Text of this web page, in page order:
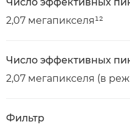
Число эффективных
2,07 мегапикселя¹²
Число эффективных
2,07 мегапикселя (в
Фильтр